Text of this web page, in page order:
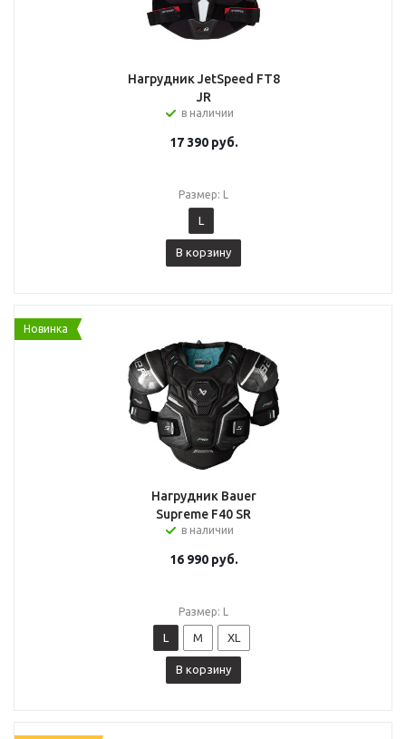
Нагрудник JetSpeed FT8
JR
в наличии
17 390руб.
Размер: L
L
В корзину
Новинка
Нагрудник Bauer
Supreme F40 SR
в наличии
16 990руб.
Размер: L
L M XL
В корзину